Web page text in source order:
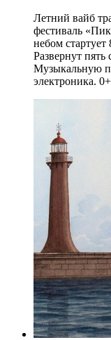
Летний вайб
фестиваль
небом стартует
Развернут
Музыкальную
электроника. 0+